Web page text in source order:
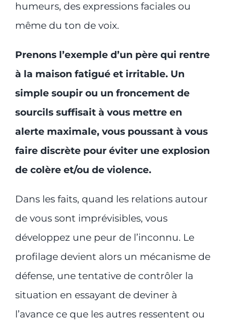
humeurs, des expressions faciales ou
même du ton de voix.
Prenons l’exemple d’un père qui rentre
à la maison fatigué et irritable. Un
simple soupir ou un froncement de
sourcils suffisait à vous mettre en
alerte maximale, vous poussant à vous
faire discrète pour éviter une explosion
de colère et/ou de violence.
Dans les faits, quand les relations autour
de vous sont imprévisibles, vous
développez une peur de l’inconnu. Le
profilage devient alors un mécanisme de
défense, une tentative de contrôler la
situation en essayant de deviner à
l’avance ce que les autres ressentent ou